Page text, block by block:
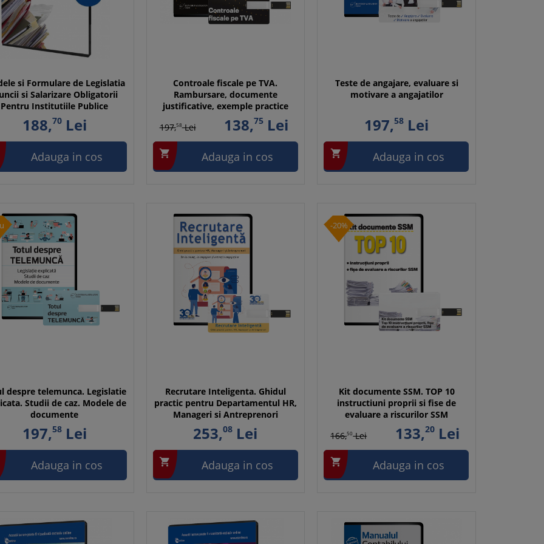
si Formulare de Legislatia
si Salarizare Obligatorii
Pentru Institutiile Publice
188,70Lei
Adauga in cos
Controale fiscale pe TVA.
Rambursare, documente
justificative, exemple practice
197,58Lei 138,75 Lei
 Adauga in cos
Teste de angajare, evaluare si
motivare a angajatilor
197,58Lei
 Adauga in cos
despre telemunca. Legislatie
Studii de caz. Modele de
documente
197,58Lei
Adauga in cos
Recrutare Inteligenta. Ghidul
practic pentru Departamentul HR,
Manageri si Antreprenori
253,08 Lei
 Adauga in cos
-20%
Kit documente SSM. TOP 10
instructiuni proprii si fise de
evaluare a riscurilor SSM
166,50Lei 133,20Lei
 Adauga in cos